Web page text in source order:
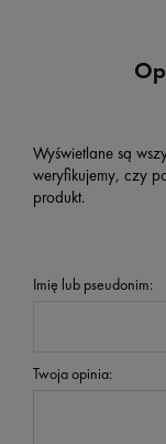
Wyświetlane są
weryfikujemy, czy
produkt.
Imię lub pseudonim:
Twoja opinia: